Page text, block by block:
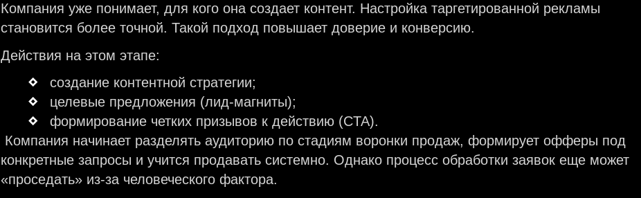
Компания уже понимает, для кого она создает контент. Настройка таргетированной рекламы
становится более точной. Такой подход повышает доверие и конверсию.
Действия на этом этапе:
создание контентной стратегии;
целевые предложения (лид-магниты);
формирование четких призывов к действию (CTA).
Компания начинает разделять аудиторию по стадиям воронки продаж, формирует офферы под
конкретные запросы и учится продавать системно. Однако процесс обработки заявок еще может
«проседать» из-за человеческого фактора.